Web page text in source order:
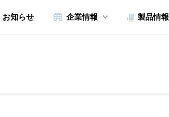
お知らせ 企業情報 製品情報